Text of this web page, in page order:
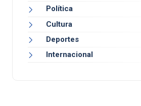
Política
Cultura
Deportes
Internacional